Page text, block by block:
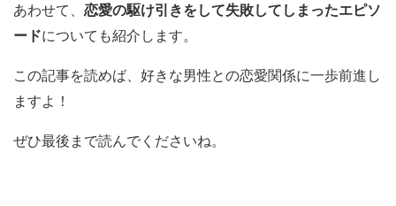
あわせて、 恋愛の駆け引きをして失敗してしまったエピソ
ードについても紹介します。
この記事を読めば、好きな男性との恋愛関係に一歩前進し
ますよ！
ぜひ最後まで読んでくださいね。